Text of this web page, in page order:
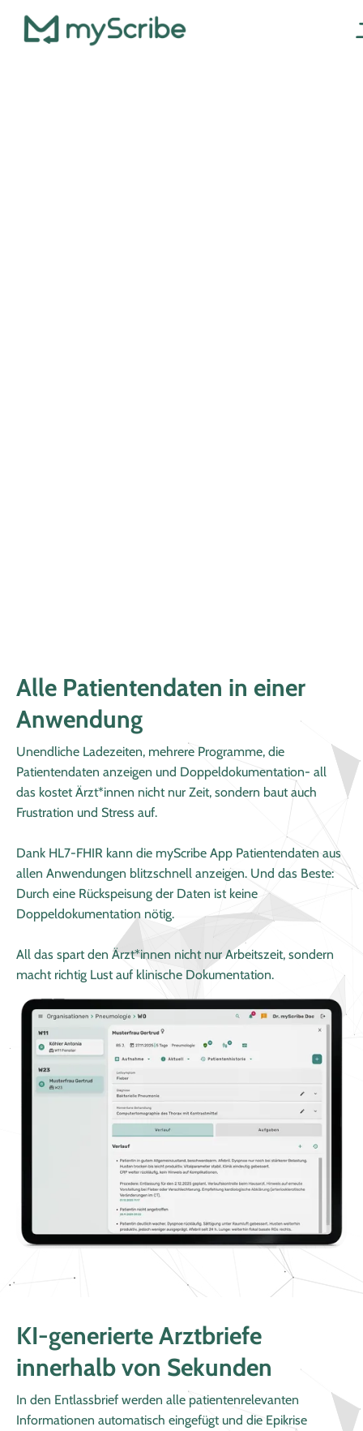
Alle Patientendaten in einer
Anwendung
Unendliche Ladezeiten, mehrere Programme, die
Patientendaten anzeigen und Doppeldokumentation- all
das kostet Ärzt*innen nicht nur Zeit, sondern baut auch
Frustration und Stress auf.
Dank HL7-FHIR kann die myScribe App Patientendaten aus
allen Anwendungen blitzschnell anzeigen. Und das Beste:
Durch eine Rückspeisung der Daten ist keine
Doppeldokumentation nötig.
All das spart den Ärzt*innen nicht nur Arbeitszeit, sondern
macht richtig Lust auf klinische Dokumentation.
KI-generierte Arztbriefe
innerhalb von Sekunden
In den Entlassbrief werden alle patientenrelevanten
Informationen automatisch eingefügt und die Epikrise